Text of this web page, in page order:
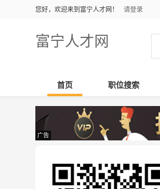
您好，欢迎来到富宁人才网！ 请登录
富宁人才网
首页 职位搜索
广告